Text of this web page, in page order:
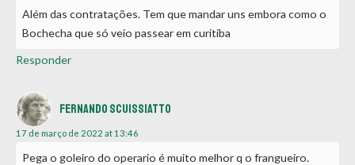
Além das contratações. Tem que mandar uns embora como o
Bochecha que só veio passear em curitiba
Responder
Fernando scuissiatto
17 de março de 2022 at 13:46
Pega o goleiro do operario é muito melhor q o frangueiro.